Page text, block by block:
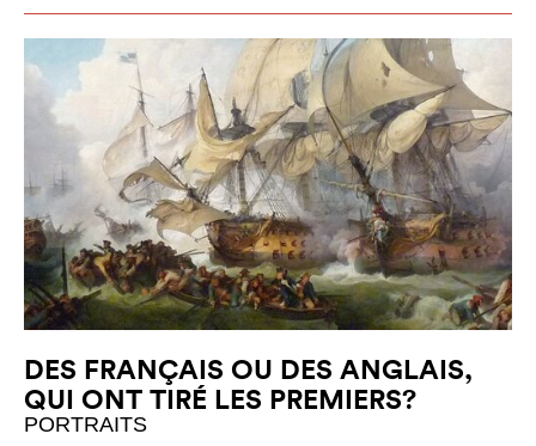
DES FRANÇAIS OU DES ANGLAIS,
QUI ONT TIRÉ LES PREMIERS?
PORTRAITS